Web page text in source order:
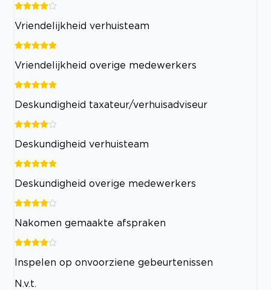
Vriendelijkheid verhuisteam
Vriendelijkheid overige medewerkers
Deskundigheid taxateur/verhuisadviseur
Deskundigheid verhuisteam
Deskundigheid overige medewerkers
Nakomen gemaakte afspraken
Inspelen op onvoorziene gebeurtenissen
N.v.t.